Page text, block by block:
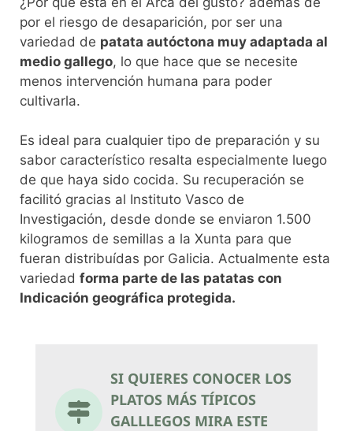
por el riesgo de desaparición, por ser una
variedad de patata autóctona muy adaptada al
medio gallego, lo que hace que se necesite
menos intervención humana para poder
cultivarla.
Es ideal para cualquier tipo de preparación y su
sabor característico resalta especialmente luego
de que haya sido cocida. Su recuperación se
facilitó gracias al Instituto Vasco de
Investigación, desde donde se enviaron 1.500
kilogramos de semillas a la Xunta para que
fueran distribuídas por Galicia. Actualmente esta
variedad forma parte de las patatas con
Indicación geográfica protegida.
SI QUIERES CONOCER LOS
PLATOS MÁS TÍPICOS
GALLLEGOS MIRA ESTE